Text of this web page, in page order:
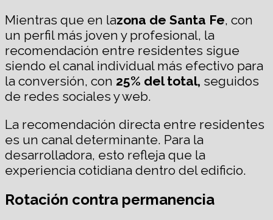
Mientras que en lazona de Santa Fe, con
un perfil más joven y profesional, la
recomendación entre residentes sigue
siendo el canal individual más efectivo para
la conversión, con 25% del total, seguidos
de redes sociales y web.
La recomendación directa entre residentes
es un canal determinante. Para la
desarrolladora, esto refleja que la
experiencia cotidiana dentro del edificio.
Rotación contra permanencia